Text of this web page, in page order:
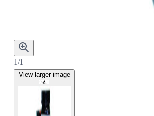
1/1
View larger image